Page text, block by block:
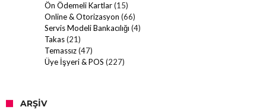
Ön Ödemeli Kartlar(15)
Online & Otorizasyon (66)
Servis Modeli Bankacılığı (4)
Takas(21)
Temassız(47)
Üye İşyeri & POS (227)
ARŞIV